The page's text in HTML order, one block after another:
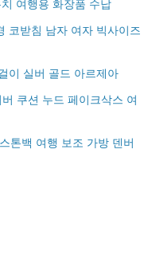
여행용 화장품 수납
코받침 남자 여자 빅사이즈
이 실버 골드 아르제아
쿠션 누드 페이크삭스 여
톤백 여행 보조 가방 덴버
파우치 여행용 화장
테안경 코받침 남자